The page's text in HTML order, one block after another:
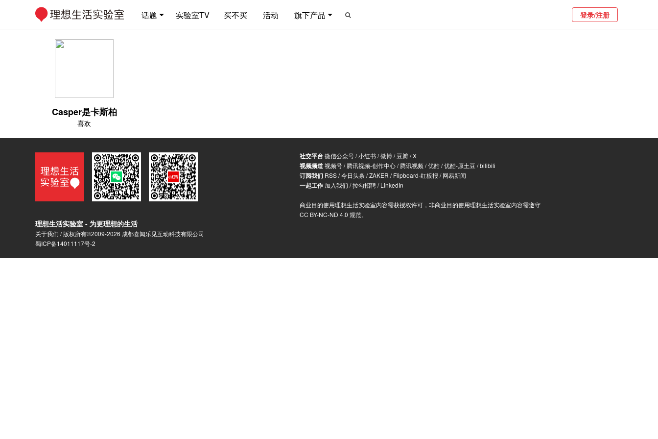
话题 实验室TV 买不买 活动 旗下产品 登录/注册
Casper是卡斯柏
喜欢
理想生活实验室 - 为更理想的生活
关于我们 / 版权所有©2009-2026 成都喜闻乐见互动科技有限公司
蜀ICP备14011117号-2
社交平台微信公众号/小红书/微博/豆瓣/X
视频频道视频号/腾讯视频-创作中心/腾讯视频/优酷/优酷-原土豆 /bilibili
订阅我们 RSS/今日头条 /ZAKER /Flipboard-红板报 /网易新闻
一起工作加入我们 /拉勾招聘/LinkedIn
商业目的使用理想生活实验室内容需获授权许可，非商业目的使用理想生活实验室内容需遵守
CC BY-NC-ND 4.0 规范。